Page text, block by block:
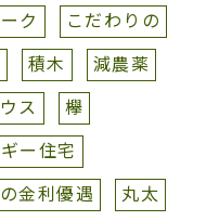
ク
こだわりの
積木
減農薬
ス
欅
ー住宅
金利優遇
丸太